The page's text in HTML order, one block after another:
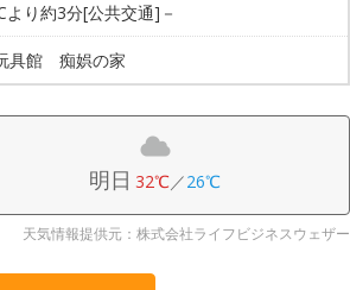
り約3分[公共交通]－
具館 痴娯の家
明日 32℃／26℃
天気情報提供元：株式会社ライフビジネスウェザー